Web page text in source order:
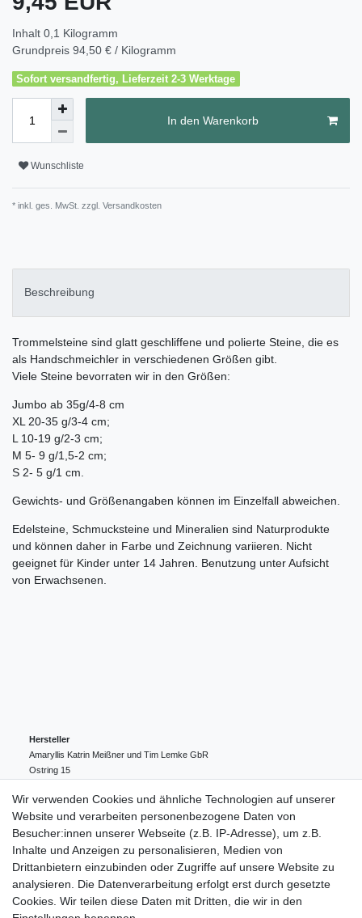
Inhalt 0,1 Kilogramm
Grundpreis 94,50 € / Kilogramm
Sofort versandfertig, Lieferzeit 2-3 Werktage
In den Warenkorb
Wunschliste
* inkl. ges. MwSt. zzgl. Versandkosten
Beschreibung
Trommelsteine sind glatt geschliffene und polierte Steine, die es
als Handschmeichler in verschiedenen Größen gibt.
Viele Steine bevorraten wir in den Größen:
Jumbo ab 35g/4-8 cm
XL 20-35 g/3-4 cm;
L 10-19 g/2-3 cm;
M 5- 9 g/1,5-2 cm;
S 2- 5 g/1 cm.
Gewichts- und Größenangaben können im Einzelfall abweichen.
Edelsteine, Schmucksteine und Mineralien sind Naturprodukte
und können daher in Farbe und Zeichnung variieren. Nicht
geeignet für Kinder unter 14 Jahren. Benutzung unter Aufsicht
von Erwachsenen.
Hersteller
Amaryllis Katrin Meißner und Tim Lemke GbR
Ostring 15
004943548099856
amaryllis-eckernfoerde@t-online.de
EU-Verantwortlicher
Amaryllis Katrin Meißner und Tim Lemke GbR
Ostring
15
004943548099856
amaryllis-eckernfoerde@t-online.de
Wir verwenden Cookies und ähnliche Technologien auf unserer
Website und verarbeiten personenbezogene Daten von
Besucher:innen unserer Webseite (z.B. IP-Adresse), um z.B.
Inhalte und Anzeigen zu personalisieren, Medien von
Drittanbietern einzubinden oder Zugriffe auf unsere Website zu
analysieren. Die Datenverarbeitung erfolgt erst durch gesetzte
Cookies. Wir teilen diese Daten mit Dritten, die wir in den